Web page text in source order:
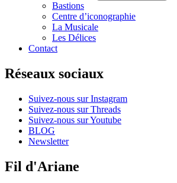
Bastions
Centre d’iconographie
La Musicale
Les Délices
Contact
Réseaux sociaux
Suivez-nous sur Instagram
Suivez-nous sur Threads
Suivez-nous sur Youtube
BLOG
Newsletter
Fil d'Ariane